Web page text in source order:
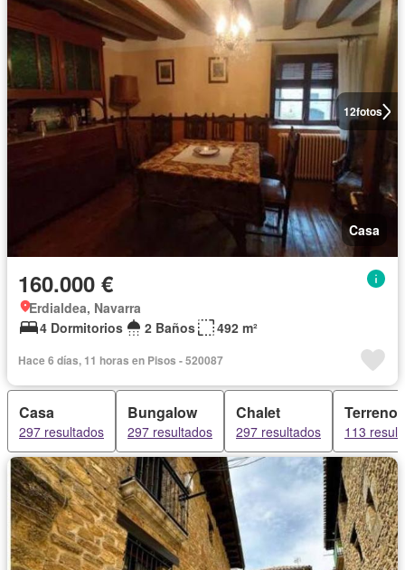
12fotos
Casa
160.000 €
Erdialdea, Navarra
4 Dormitorios
2 Baños 492 m²
Hace 6 días, 11 horas en Pisos - 520087
Casa
297 resultados
Bungalow
297 resultados
Chalet
297 resultados
Terreno
113